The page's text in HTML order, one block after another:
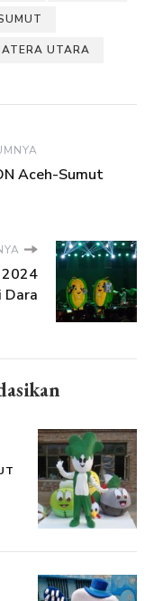
UTARA
Aceh-Sumut
2024
Dara